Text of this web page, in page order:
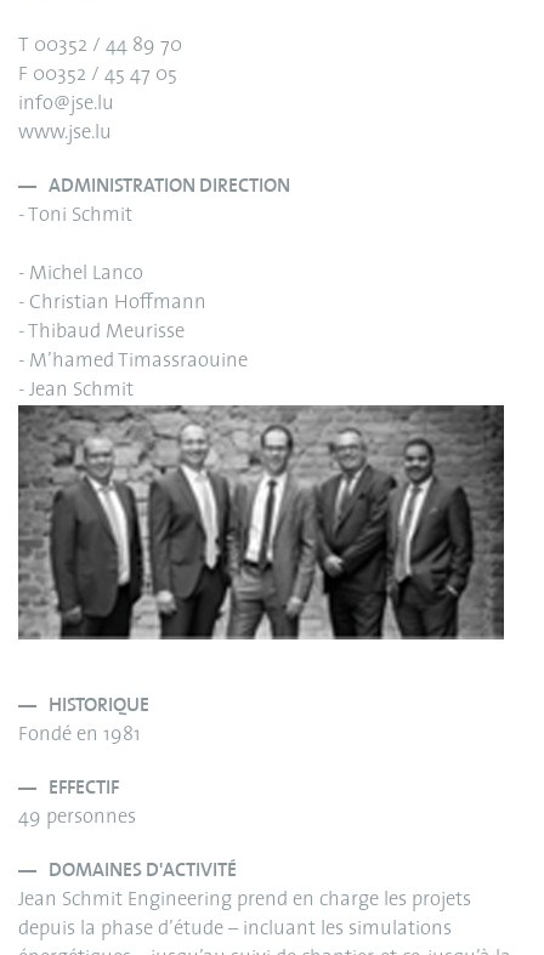
T 00352 / 44 89 70
F 00352 / 45 47 05
info@jse.lu
www.jse.lu
ADMINISTRATION DIRECTION
- Toni Schmit
- Michel Lanco
- Christian Hoffmann
- Thibaud Meurisse
- M’hamed Timassraouine
- Jean Schmit
HISTORIQUE
Fondé en 1981
EFFECTIF
49 personnes
DOMAINES D'ACTIVITÉ
Jean Schmit Engineering prend en charge les projets
depuis la phase d’étude – incluant les simulations